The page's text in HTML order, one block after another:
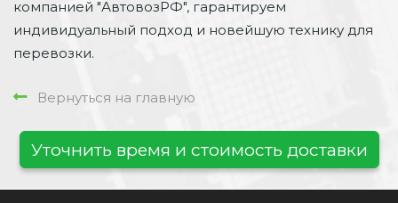
компанией "АвтовозРФ", гарантируем
индивидуальный подход и новейшую технику для
перевозки.
Вернуться на главную
Уточнить время и стоимость доставки